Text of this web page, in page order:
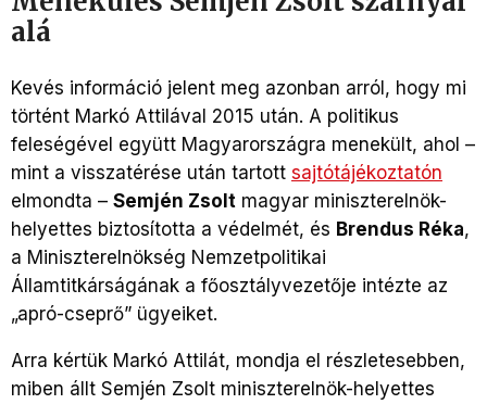
alá
Kevés információ jelent meg azonban arról, hogy mi
történt Markó Attilával 2015 után. A politikus
feleségével együtt Magyarországra menekült, ahol –
mint a visszatérése után tartott sajtótájékoztatón
elmondta – Semjén Zsolt magyar miniszterelnök-
helyettes biztosította a védelmét, és Brendus Réka,
a Miniszterelnökség Nemzetpolitikai
Államtitkárságának a főosztályvezetője intézte az
„apró-cseprő” ügyeiket.
Arra kértük Markó Attilát, mondja el részletesebben,
miben állt Semjén Zsolt miniszterelnök-helyettes